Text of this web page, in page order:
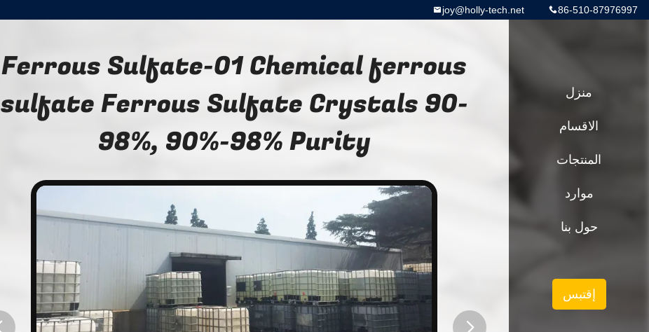
86-510-87976997
joy@holly-tech.net
Ferrous Sulfate-01 Chemical ferrous
sulfate Ferrous Sulfate Crystals 90-
98%, 90%-98% Purity
منزل
الاقسام
المنتجات
موارد
حول بنا
إقتبس